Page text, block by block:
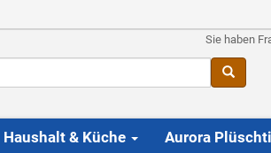
Sie haben
Haushalt & Küche Aurora